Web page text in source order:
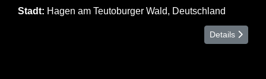
Stadt: Hagen am Teutoburger Wald, Deutschland
Details